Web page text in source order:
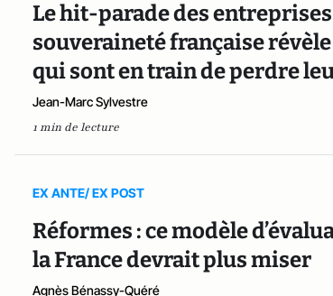
Le hit-parade des
souveraineté française
qui sont en train de perdre
Jean-Marc Sylvestre
1 min de lecture
EX ANTE/ EX POST
Réformes : ce modèle
la France devrait plus miser
Agnès Bénassy-Quéré